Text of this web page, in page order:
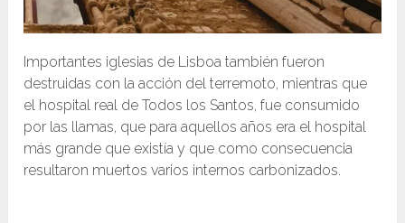
Importantes iglesias de Lisboa también fueron
destruidas con la acción del terremoto, mientras que
el hospital real de Todos los Santos, fue consumido
por las llamas, que para aquellos años era el hospital
más grande que existía y que como consecuencia
resultaron muertos varios internos carbonizados.